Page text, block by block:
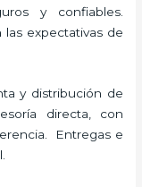
y confiables.
expectativas de
y distribución de
directa, con
Entregas e